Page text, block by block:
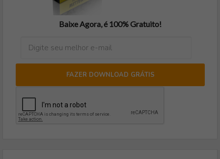
Baixe Agora, é 100% Gratuito!
FAZER DOWNLOAD GRÁTIS